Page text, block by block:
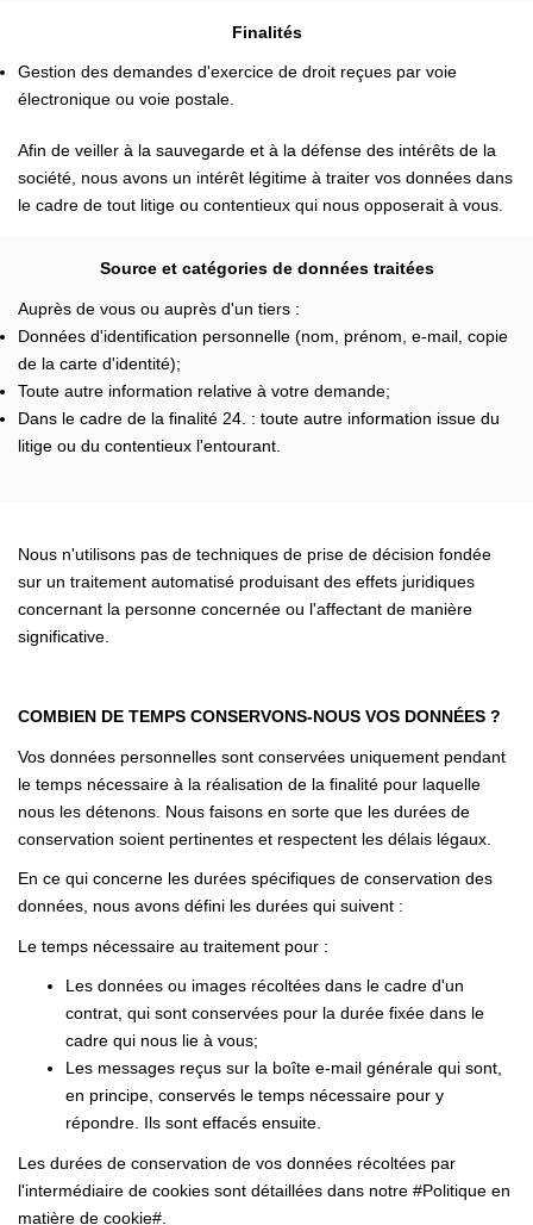
Finalités
Gestion des demandes d'exercice de droit reçues par voie
électronique ou voie postale.
Afin de veiller à la sauvegarde et à la défense des intérêts de la
société, nous avons un intérêt légitime à traiter vos données dans
le cadre de tout litige ou contentieux qui nous opposerait à vous.
Source et catégories de données traitées
Auprès de vous ou auprès d'un tiers :
Données d'identification personnelle (nom, prénom, e-mail, copie
de la carte d'identité);
Toute autre information relative à votre demande;
Dans le cadre de la finalité 24. : toute autre information issue du
litige ou du contentieux l'entourant.
Nous n'utilisons pas de techniques de prise de décision fondée
sur un traitement automatisé produisant des effets juridiques
concernant la personne concernée ou l'affectant de manière
significative.
COMBIEN DE TEMPS CONSERVONS-NOUS VOS DONNÉES ?
Vos données personnelles sont conservées uniquement pendant
le temps nécessaire à la réalisation de la finalité pour laquelle
nous les détenons. Nous faisons en sorte que les durées de
conservation soient pertinentes et respectent les délais légaux.
En ce qui concerne les durées spécifiques de conservation des
données, nous avons défini les durées qui suivent :
Le temps nécessaire au traitement pour :
Les données ou images récoltées dans le cadre d'un
contrat, qui sont conservées pour la durée fixée dans le
cadre qui nous lie à vous;
Les messages reçus sur la boîte e-mail générale qui sont,
en principe, conservés le temps nécessaire pour y
répondre. Ils sont effacés ensuite.
Les durées de conservation de vos données récoltées par
l'intermédiaire de cookies sont détaillées dans notre #Politique en
matière de cookie#.